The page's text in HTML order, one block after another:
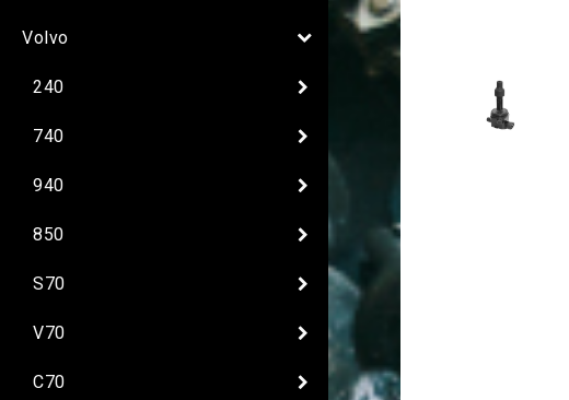
Volvo
240
740
940
850
S70
V70
C70